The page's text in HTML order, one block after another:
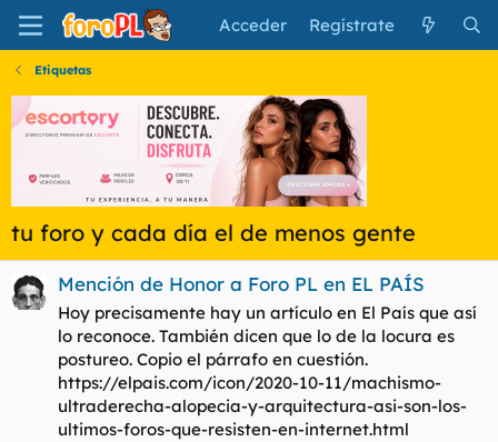
Acceder Regístrate
Etiquetas
tu foro y cada día el de menos gente
Mención de Honor a Foro PL en EL PAÍS
Hoy precisamente hay un artículo en El País que así
lo reconoce. También dicen que lo de la locura es
postureo. Copio el párrafo en cuestión.
https://elpais.com/icon/2020-10-11/machismo-
ultraderecha-alopecia-y-arquitectura-asi-son-los-
ultimos-foros-que-resisten-en-internet.html